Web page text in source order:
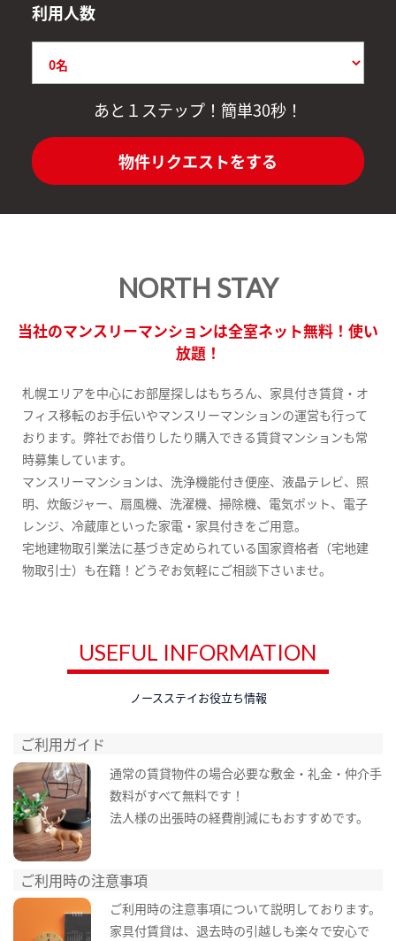
利用人数
あと１ステップ！簡単30秒！
物件リクエストをする
NORTH STAY
当社のマンスリーマンションは全室ネット無料！使い
放題！
札幌エリアを中心にお部屋探しはもちろん、家具付き賃貸・オ
フィス移転のお手伝いやマンスリーマンションの運営も行って
おります。弊社でお借りしたり購入できる賃貸マンションも常
時募集しています。
マンスリーマンションは、洗浄機能付き便座、液晶テレビ、照
明、炊飯ジャー、扇風機、洗濯機、掃除機、電気ポット、電子
レンジ、冷蔵庫といった家電・家具付きをご用意。
宅地建物取引業法に基づき定められている国家資格者（宅地建
物取引士）も在籍！どうぞお気軽にご相談下さいませ。
USEFUL INFORMATION
ノースステイお役立ち情報
ご利用ガイド
通常の賃貸物件の場合必要な敷金・礼金・仲介手
数料がすべて無料です！
法人様の出張時の経費削減にもおすすめです。
ご利用時の注意事項
ご利用時の注意事項について説明しております。
家具付賃貸は、退去時の引越しも楽々で安心で